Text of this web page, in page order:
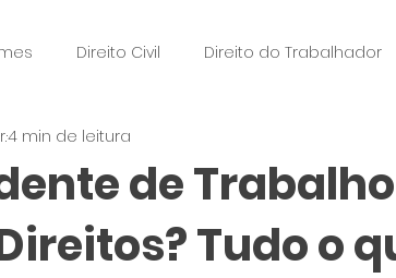
Direito Civil Direito do Trabalhador
de
Tudo o
4 min de leitura